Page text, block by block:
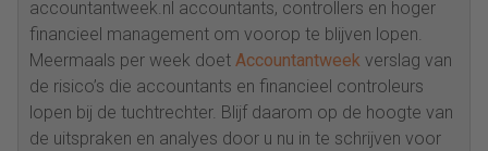
accountantweek.nl accountants, controllers en hoger
financieel management om voorop te blijven lopen.
Meermaals per week doet Accountantweek verslag van
de risico’s die accountants en financieel controleurs
lopen bij de tuchtrechter. Blijf daarom op de hoogte van
de uitspraken en analyes door u nu in te schrijven voor